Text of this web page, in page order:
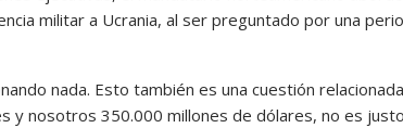
militar a Ucrania, al ser preguntado por una
nada. Esto también es una cuestión
y nosotros 350.000 millones de dólares, no es